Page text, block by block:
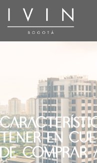
tener en
de comprar